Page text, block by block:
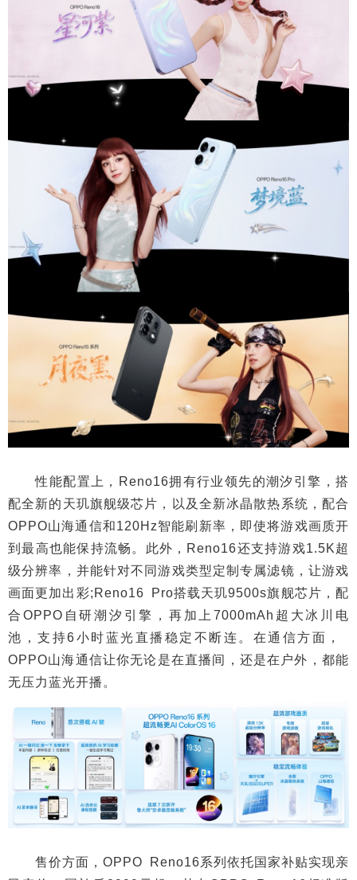
性能配置上，Reno16拥有行业领先的潮汐引擎，搭
配全新的天玑旗舰级芯片，以及全新冰晶散热系统，配合
OPPO山海通信和120Hz智能刷新率，即使将游戏画质开
到最高也能保持流畅。此外，Reno16还支持游戏1.5K超
级分辨率，并能针对不同游戏类型定制专属滤镜，让游戏
画面更加出彩;Reno16 Pro搭载天玑9500s旗舰芯片，配
合OPPO自研潮汐引擎，再加上7000mAh超大冰川电
池，支持6小时蓝光直播稳定不断连。在通信方面，
OPPO山海通信让你无论是在直播间，还是在户外，都能
无压力蓝光开播。
售价方面，OPPO Reno16系列依托国家补贴实现亲